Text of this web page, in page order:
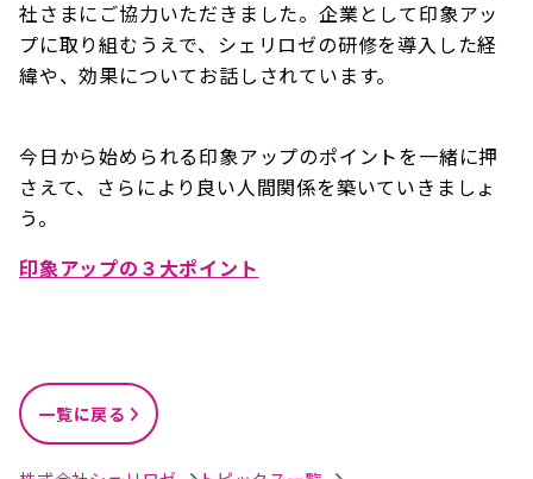
社さまにご協力いただきました。企業として印象アッ
プに取り組むうえで、シェリロゼの研修を導入した経
緯や、効果についてお話しされています。
今日から始められる印象アップのポイントを一緒に押
さえて、さらにより良い人間関係を築いていきましょ
う。
印象アップの３大ポイント
一覧に戻る